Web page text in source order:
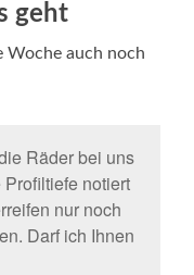
geht
Woche auch noch
Räder bei uns
notiert
nur noch
Darf ich Ihnen